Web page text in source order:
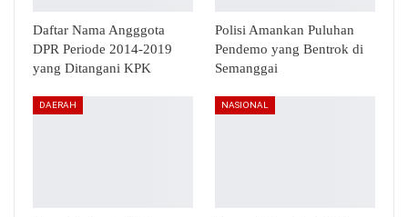
Daftar Nama Angggota
DPR Periode 2014-2019
yang Ditangani KPK
Polisi Amankan Puluhan
Pendemo yang Bentrok di
Semanggai
DAERAH NASIONAL